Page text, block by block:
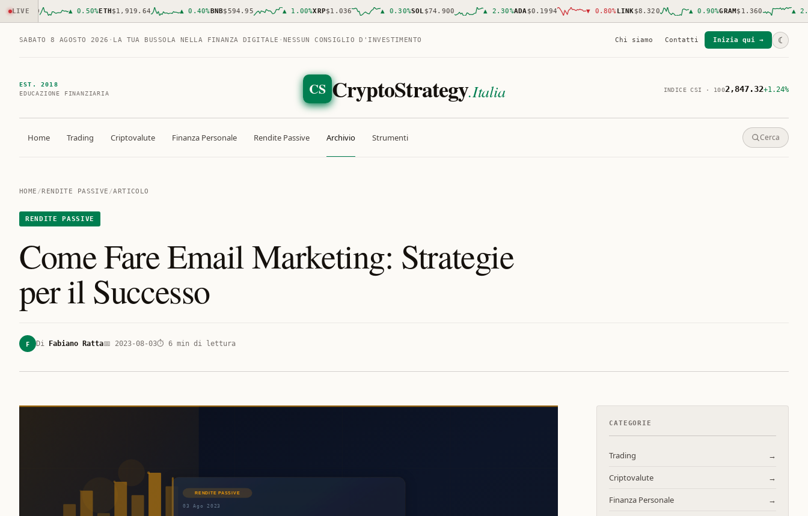
LIVE ▲ 0.50% ETH$1,919.64 ▲ 0.40% BNB$594.95 ▲ 1.00% XRP$1.036 ▲ 0.30% SOL$74.900 2.30% ADA$0.1994 ▼ 0.80% LINK$8.320 0.90% GRAM$1.360 ▲ 2.10%
SABATO 8 AGOSTO 2026 · LA TUA BUSSOLA NELLA FINANZA DIGITALE · NESSUN CONSIGLIO D'INVESTIMENTO Chi siamo Contatti Inizia qui → ☾
EST. 2018
EDUCAZIONE FINANZIARIA
CS CryptoStrategy.Italia INDICE CSI · 1002,847.32+1.24%
Home Trading Criptovalute Finanza Personale Rendite Passive Archivio Strumenti Cerca
HOME /RENDITE PASSIVE /ARTICOLO
RENDITE PASSIVE
Come Fare Email Marketing: Strategie
per il Successo
F Di Fabiano Ratta📅 2023-08-03⏱ 6 min di lettura
CATEGORIE
Trading →
Criptovalute →
Finanza Personale →